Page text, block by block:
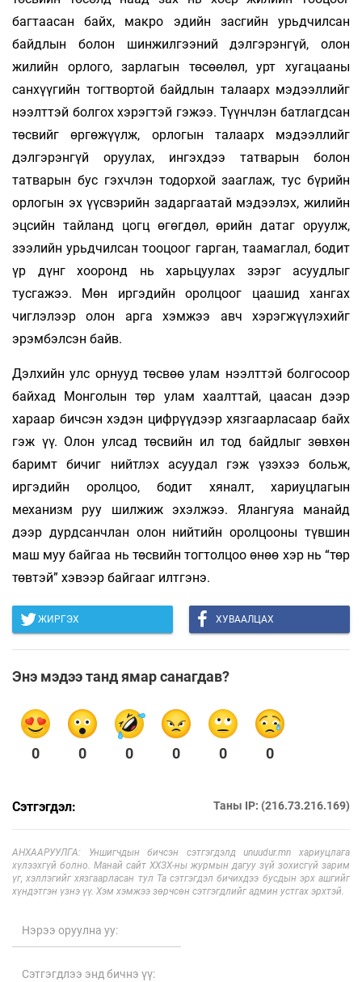
багтаасан байх, макро эдийн засгийн урьдчилсан
байдлын болон шинжилгээний дэлгэрэнгүй, олон
жилийн орлого, зарлагын төсөөлөл, урт хугацааны
санхүүгийн тогтвортой байдлын талаарх мэдээллийг
нээлттэй болгох хэрэгтэй гэжээ. Түүнчлэн батлагдсан
төсвийг өргөжүүлж, орлогын талаарх мэдээллийг
дэлгэрэнгүй оруулах, ингэхдээ татварын болон
татварын бус гэхчлэн тодорхой зааглаж, тус бүрийн
орлогын эх үүсвэрийн задаргаатай мэдээлэх, жилийн
эцсийн тайланд цогц өгөгдөл, өрийн датаг оруулж,
зээлийн урьдчилсан тооцоог гарган, таамаглал, бодит
үр дүнг хооронд нь харь­цуулах зэрэг асуудлыг
тусгажээ. Мөн иргэдийн оролцоог цаашид хангах
чиглэлээр олон арга хэмжээ авч хэрэгжүүлэхийг
эрэмбэлсэн байв.
Дэлхийн улс орнууд төсвөө улам нээлттэй болгосоор
байхад Монголын төр улам хаалттай, цаасан дээр
хараар бичсэн хэдэн цифрүүдээр хязгаарласаар байх
гэж үү. Олон улсад төсвийн ил тод байдлыг зөвхөн
баримт бичиг нийтлэх асуудал гэж үзэхээ больж,
иргэдийн оролцоо, бодит хяналт, хариуцлагын
механизм руу шилжиж эхэлжээ. Ялангуяа манайд
дээр дурдсанчлан олон нийтийн оролцооны түвшин
маш муу байгаа нь төсвийн тогтолцоо өнөө хэр нь “төр
төвтэй” хэвээр байгааг илтгэнэ.
ЖИРГЭХ ХУВААЛЦАХ
Энэ мэдээ танд ямар санагдав?
0 0 0 0 0 0
Сэтгэгдэл: Таны IP: (216.73.216.169)
АНХААРУУЛГА: Уншигчдын бичсэн сэтгэгдэлд unuudur.mn хариуцлага
хүлээхгүй болно. Манай сайт ХХЗХ-ны журмын дагуу зүй зохисгүй зарим
үг, хэллэгийг хязгаарласан тул Та сэтгэгдэл бичихдээ бусдын эрх ашгийг
хүндэтгэн үзнэ үү. Хэм хэмжээ зөрчсөн сэтгэгдлийг админ устгах эрхтэй.